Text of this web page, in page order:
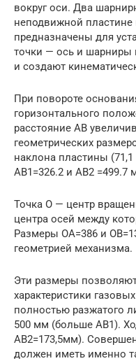
вокруг оси. Два
неподвижной
предназначены для
точки — ось и шарниры
и создают
При повороте
горизонтального
расстояние АВ
геометрических
наклона пластины
АВ1=326.2 и АВ2 =499.7
Точка О — центр
центра осей между
Размеры ОА=386 и
геометрией механизма.
Эти размеры
характеристики
полностью разжатого
500 мм (больше AB1).
AB2=173,5мм).
должен иметь именно